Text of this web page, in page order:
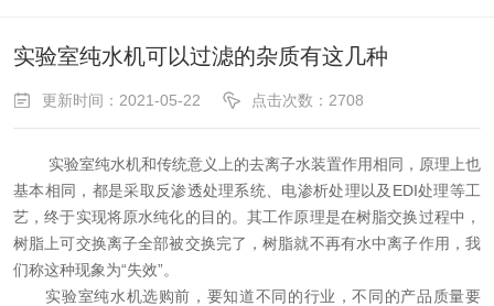
成功案例
在线留言
联系我们
实验室纯水机可以过滤的杂质有这几种
更新时间：2021-05-22 点击次数：2708
实验室纯水机和传统意义上的去离子水装置作用相同，原理上也
基本相同，都是采取反渗透处理系统、电渗析处理以及EDI处理等工
艺，终于实现将原水纯化的目的。其工作原理是在树脂交换过程中，
树脂上可交换离子全部被交换完了，树脂就不再有水中离子作用，我
们称这种现象为“失效”。
实验室纯水机选购前，要知道不同的行业，不同的产品质量要